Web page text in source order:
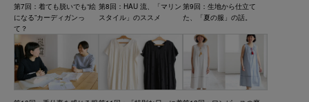
第7回：着ても脱いでも“絵
になる”カーディガンっ
て？
第8回：HAU 流、「マリン
スタイル」のススメ
第9回：生地から仕立て
た、「夏の服」の話。